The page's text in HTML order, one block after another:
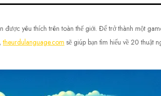
được yêu thích trên toàn thế giới. Để trở thành một
theurdulanguage.com sẽ giúp bạn tìm hiểu về 20 thuật